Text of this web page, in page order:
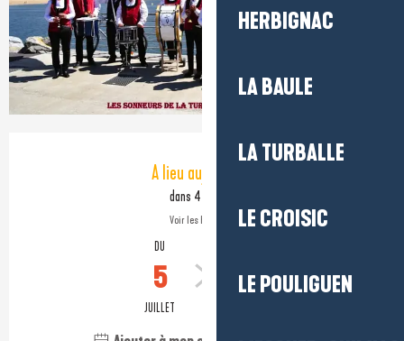
HERBIGNAC
LA BAULE
LA TURBALLE
LE CROISIC
LE POULIGUEN
Ouverture et coordonnées
A lieu aujourd'hui
dans 4 heures
Voir les horaires
DU
5
JUILLET
23